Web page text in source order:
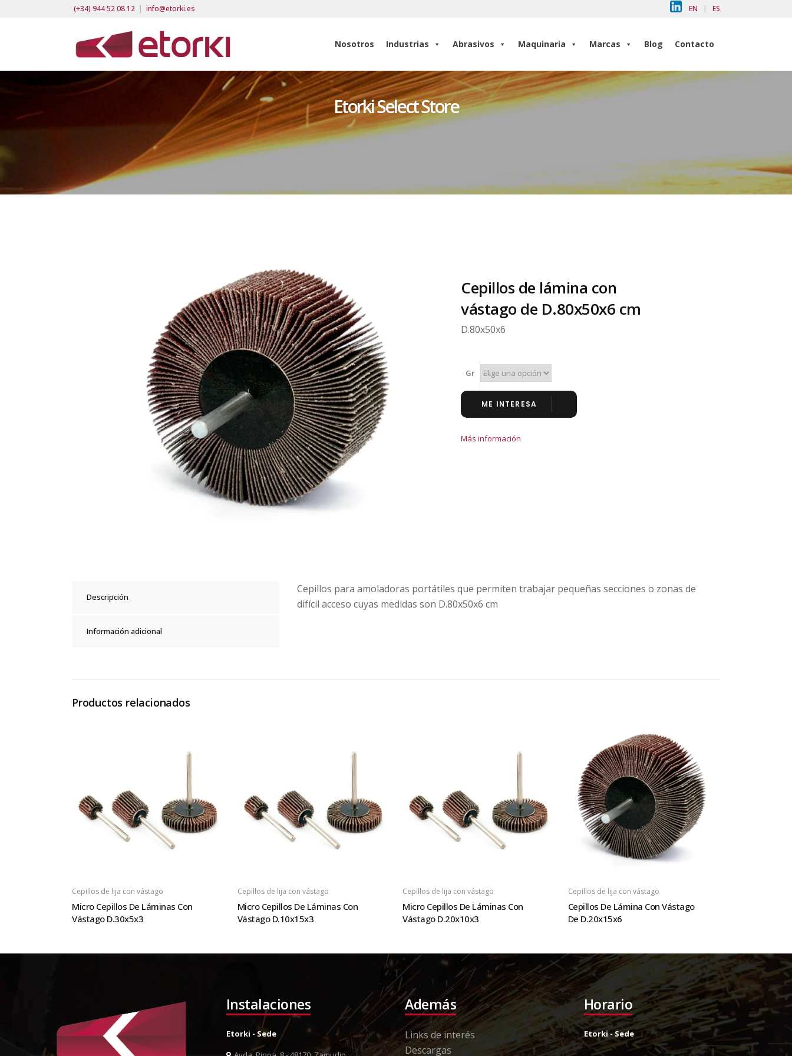
(+34) 944 52 08 12 | info@etorki.es EN | ES
Nosotros Industrias Abrasivos Maquinaria Marcas Blog Contacto
Etorki Select Store
Cepillos de lámina con
vástago de D.80x50x6 cm
D.80x50x6
Gr
ME INTERESA
Más información
Descripción
Información adicional
Cepillos para amoladoras portátiles que permiten trabajar pequeñas secciones o zonas de
difícil acceso cuyas medidas son D.80x50x6 cm
Productos relacionados
Cepillos de lija con vástago
Micro Cepillos De Láminas Con
Vástago D.30x5x3
Cepillos de lija con vástago
Micro Cepillos De Láminas Con
Vástago D.10x15x3
Cepillos de lija con vástago
Micro Cepillos De Láminas Con
Vástago D.20x10x3
Cepillos de lija con vástago
Cepillos De Lámina Con Vástago
De D.20x15x6
Instalaciones
Etorki - Sede
Además
Links de interés
Descargas
Horario
Etorki - Sede